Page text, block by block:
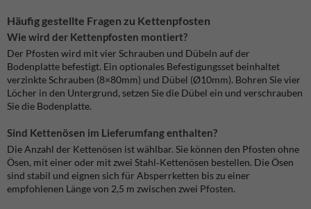
Häufig gestellte Fragen zu Kettenpfosten
Wie wird der Kettenpfosten montiert?
Der Pfosten wird mit vier Schrauben und Dübeln auf der
Bodenplatte befestigt. Ein optionales Befestigungsset beinhaltet
verzinkte Schrauben (8×80mm) und Dübel (Ø10mm). Bohren Sie vier
Löcher in den Untergrund, setzen Sie die Dübel ein und verschrauben
Sie die Bodenplatte.
Sind Kettenösen im Lieferumfang enthalten?
Die Anzahl der Kettenösen ist wählbar. Sie können den Pfosten ohne
Ösen, mit einer oder mit zwei Stahl‑Kettenösen bestellen. Die Ösen
sind stabil und eignen sich für Absperrketten bis zu einer
empfohlenen Länge von 2,5 m zwischen zwei Pfosten.